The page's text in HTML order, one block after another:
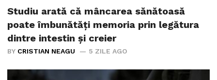
Studiu arată că mâncarea sănătoasă
poate îmbunătăți memoria prin legătura
dintre intestin și creier
BY CRISTIAN NEAGU 5 ZILE AGO